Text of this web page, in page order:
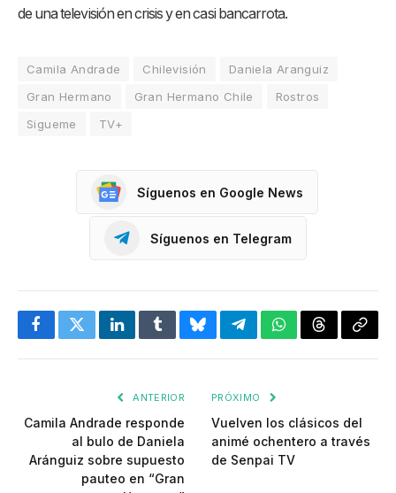
de una televisión en crisis y en casi bancarrota.
Camila Andrade Chilevisión
Daniela Aranguiz
Gran Hermano
Gran Hermano Chile
Rostros
Sigueme
TV+
Síguenos en Google News
Síguenos en Telegram
FacebookTwitterLinkedInTumblrBlueskyTelegramWhatsApp
Threads
ANTERIOR
Camila Andrade responde
al bulo de Daniela
Aránguiz sobre supuesto
pauteo en “Gran
PRÓXIMO
Vuelven los clásicos del
animé ochentero a través
de Senpai TV